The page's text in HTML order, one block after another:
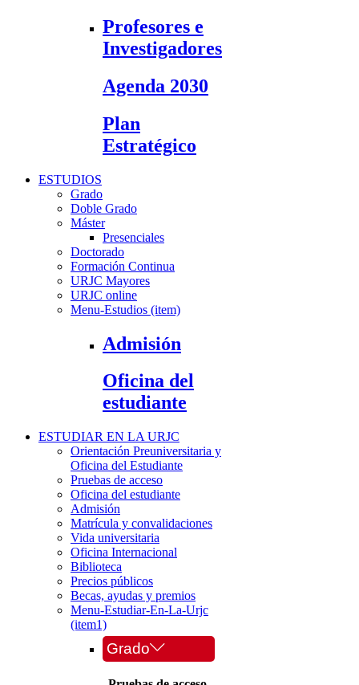
Profesores e
Investigadores
Agenda 2030
Plan
Estratégico
ESTUDIOS
Grado
Doble Grado
Máster
Presenciales
Doctorado
Formación Continua
URJC Mayores
URJC online
Menu-Estudios (item)
Admisión
Oficina del
estudiante
ESTUDIAR EN LA URJC
Orientación Preuniversitaria y
Oficina del Estudiante
Pruebas de acceso
Oficina del estudiante
Admisión
Matrícula y convalidaciones
Vida universitaria
Oficina Internacional
Biblioteca
Precios públicos
Becas, ayudas y premios
Menu-Estudiar-En-La-Urjc
(item1)
Grado